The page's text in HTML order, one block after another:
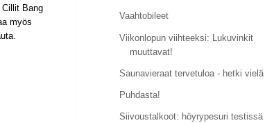
Bang
myös
Vaahtobileet
Viikonlopun viihteeksi: Lukuvinkit
muuttavat!
Saunavieraat tervetuloa - hetki vielä
Puhdasta!
Siivoustalkoot: höyrypesuri testissä